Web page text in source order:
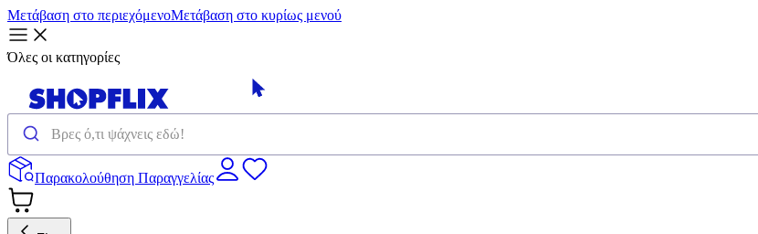
Μετάβαση στο περιεχόμενοΜετάβαση στο κυρίως μενού
Όλες οι κατηγορίες
Παρακολούθηση Παραγγελίας